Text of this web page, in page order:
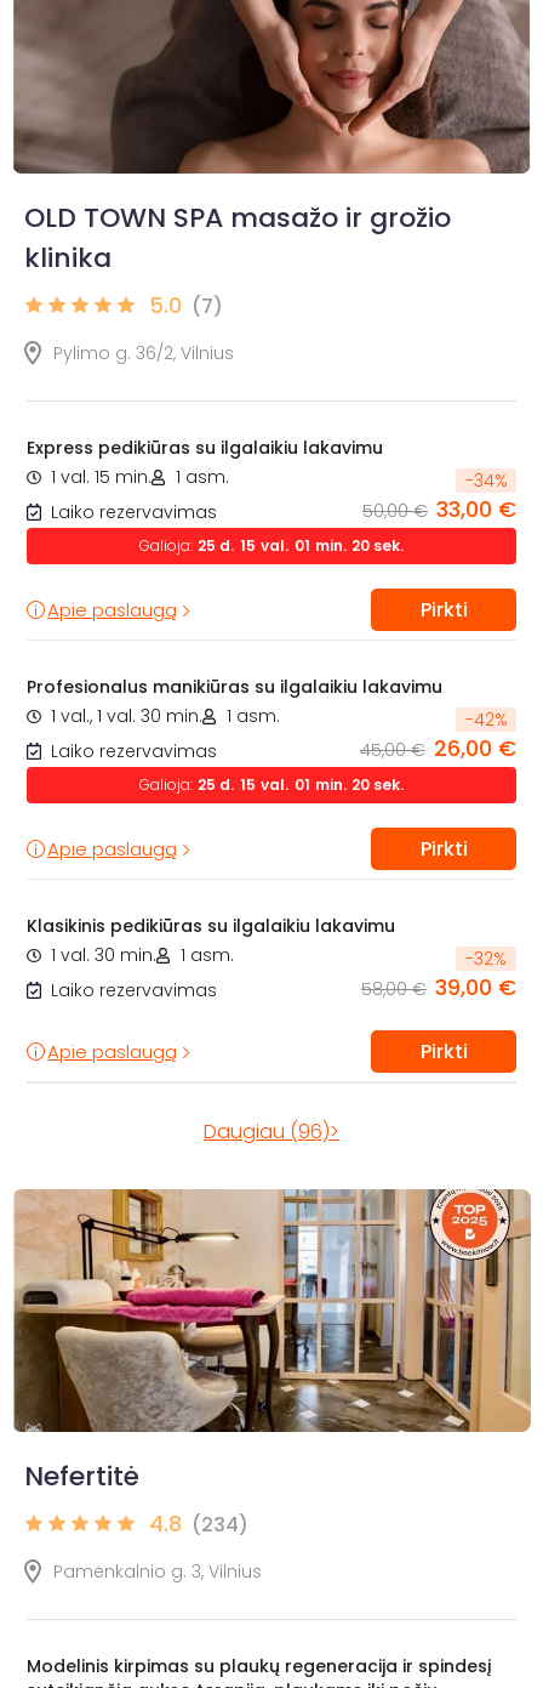
OLD TOWN SPA masažo ir grožio
klinika
5.0 (7)
Pylimo g. 36/2, Vilnius
Express pedikiūras su ilgalaikiu lakavimu
1 val. 15 min.
1 asm.
Laiko rezervavimas
-34%
50,00 € 33,00 €
Galioja: 25 d. 15 val. 01 min. 18 sek.
Apie paslaugą Pirkti
Profesionalus manikiūras su ilgalaikiu lakavimu
1 val., 1 val. 30 min.
1 asm.
Laiko rezervavimas
-42%
45,00 € 26,00 €
Galioja: 25 d. 15 val. 01 min. 18 sek.
Apie paslaugą Pirkti
Klasikinis pedikiūras su ilgalaikiu lakavimu
1 val. 30 min.
1 asm.
Laiko rezervavimas
-32%
58,00 € 39,00 €
Apie paslaugą Pirkti
Daugiau (96)>
Nefertitė
4.8 (234)
Pamėnkalnio g. 3, Vilnius
Modelinis kirpimas su plaukų regeneracija ir spindesį